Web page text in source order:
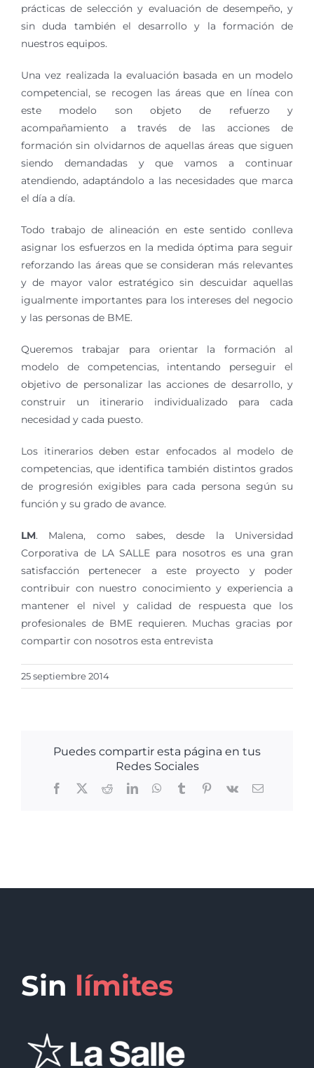
prácticas de selección y evaluación de desempeño, y
sin duda también el desarrollo y la formación de
nuestros equipos.
Una vez realizada la evaluación basada en un modelo
competencial, se recogen las áreas que en línea con
este modelo son objeto de refuerzo y
acompañamiento a través de las acciones de
formación sin olvidarnos de aquellas áreas que siguen
siendo demandadas y que vamos a continuar
atendiendo, adaptándolo a las necesidades que marca
el día a día.
Todo trabajo de alineación en este sentido conlleva
asignar los esfuerzos en la medida óptima para seguir
reforzando las áreas que se consideran más relevantes
y de mayor valor estratégico sin descuidar aquellas
igualmente importantes para los intereses del negocio
y las personas de BME.
Queremos trabajar para orientar la formación al
modelo de competencias, intentando perseguir el
objetivo de personalizar las acciones de desarrollo, y
construir un itinerario individualizado para cada
necesidad y cada puesto.
Los itinerarios deben estar enfocados al modelo de
competencias, que identifica también distintos grados
de progresión exigibles para cada persona según su
función y su grado de avance.
LM. Malena, como sabes, desde la Universidad
Corporativa de LA SALLE para nosotros es una gran
satisfacción pertenecer a este proyecto y poder
contribuir con nuestro conocimiento y experiencia a
mantener el nivel y calidad de respuesta que los
profesionales de BME requieren. Muchas gracias por
compartir con nosotros esta entrevista
25 septiembre 2014
Puedes compartir esta página en tus
Redes Sociales
Facebook
X RedditLinkedInWhatsApp
TumblrPinterest
Vk
Correo
Sin límites